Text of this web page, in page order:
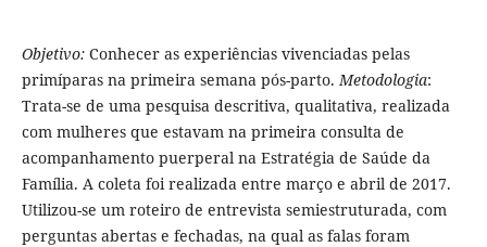
Objetivo:Conhecer as experiências vivenciadas pelas
primíparas na primeira semana pós-parto. Metodologia:
Trata-se de uma pesquisa descritiva, qualitativa, realizada
com mulheres que estavam na primeira consulta de
acompanhamento puerperal na Estratégia de Saúde da
Família. A coleta foi realizada entre março e abril de 2017.
Utilizou-se um roteiro de entrevista semiestruturada, com
perguntas abertas e fechadas, na qual as falas foram